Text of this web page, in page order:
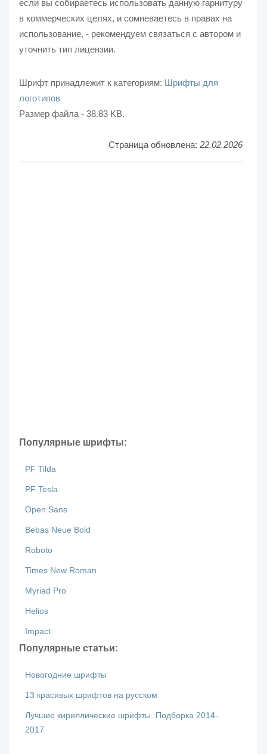
если вы собираетесь использовать данную гарнитуру
в коммерческих целях, и сомневаетесь в правах на
использование, - рекомендуем связаться с автором и
уточнить тип лицензии.
Шрифт принадлежит к категориям: Шрифты для
логотипов
Размер файла - 38.83 KB.
Страница обновлена: 22.02.2026
Популярные шрифты:
PF Tilda
PF Tesla
Open Sans
Bebas Neue Bold
Roboto
Times New Roman
Myriad Pro
Helios
Impact
Популярные статьи:
Новогодние шрифты
13 красивых шрифтов на русском
Лучшие кириллические шрифты. Подборка 2014-
2017